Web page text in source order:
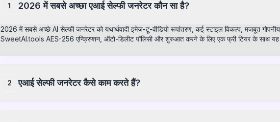
1 2026 में सबसे अच्छा एआई सेल्फी जनरेटर कौन सा है?
2026 में सबसे अच्छे AI सेल्फी जनरेटर को यथार्थवादी इमेज-टू-वीडियो रूपांतरण, कई स्टाइल विकल्प, मजबूत
SweetAI.tools AES-256 एन्क्रिप्शन, ऑटो-डिलीट पॉलिसी और शुरुआत करने के लिए एक फ्री टियर के साथ यह
2 एआई सेल्फी जनरेटर कैसे काम करते हैं?